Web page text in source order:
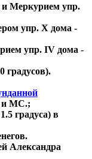
и Меркурием упр.
упр. X дома -
упр. IV дома -
градусов).
и MC.;
градуса) в
Александра